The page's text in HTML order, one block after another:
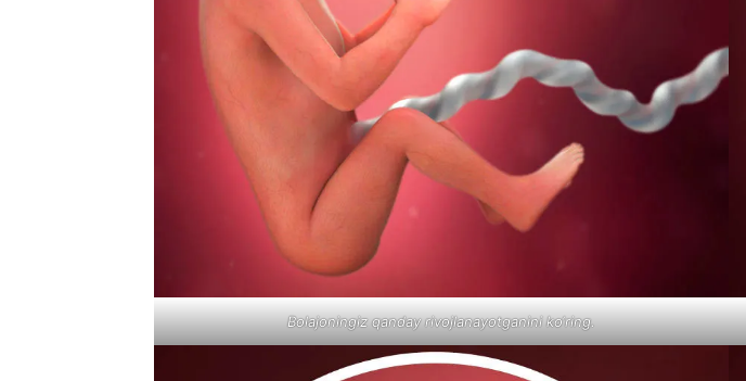
Bolajoningiz qanday rivojlanayotganini ko‘ring.